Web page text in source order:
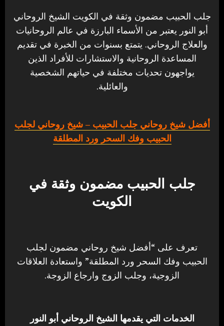
جلب الحبيب مضمون وثقة في الكويت الشيخ الروحاني
أبو النور يعتبر من الأسماء البارزة في عالم الروحانيات
والعلاج الروحاني. يتمتع بسنوات من الخبرة في تقديم
المساعدة الروحانية والاستشارات للأفراد الذين
يواجهون تحديات مختلفة في حياتهم الشخصية
والعائلية.
أفضل شيخ روحاني جلب الحبيب – شيخ روحاني لجلب
الحبيب وفك السحر ورد المطلقة
جلب الحبيب مضمون وثقة في
الكويت
تعرف على “أفضل شيخ روحاني مضمون لجلب
الحبيب وفك السحر ورد المطلقة” واستعادة العلاقات
الزوجية، وجلب الزوج وارجاع الزوجة.
الخدمات التي يقدمها الشيخ الروحاني أبو النور